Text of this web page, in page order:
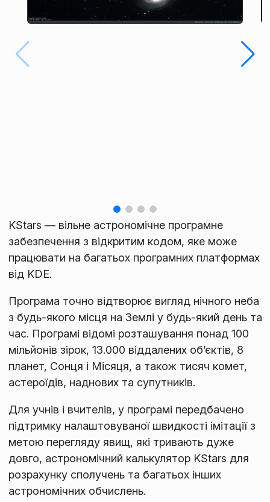
KStars — вільне астрономічне програмне
забезпечення з відкритим кодом, яке може
працювати на багатьох програмних платформах
від KDE.
Програма точно відтворює вигляд нічного неба
з будь-якого місця на Землі у будь-який день та
час. Програмі відомі розташування понад 100
мільйонів зірок, 13.000 віддалених об’єктів, 8
планет, Сонця і Місяця, а також тисяч комет,
астероїдів, наднових та супутників.
Для учнів і вчителів, у програмі передбачено
підтримку налаштовуваної швидкості імітації з
метою перегляду явищ, які тривають дуже
довго, астрономічний калькулятор KStars для
розрахунку сполучень та багатьох інших
астрономічних обчислень.